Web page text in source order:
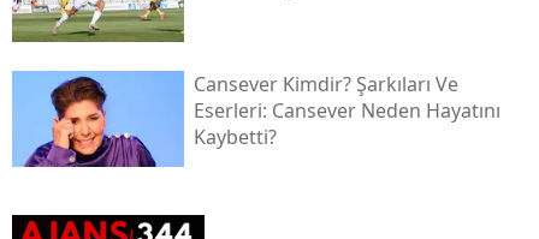
Cansever Kimdir? Şarkıları Ve
Eserleri: Cansever Neden Hayatını
Kaybetti?